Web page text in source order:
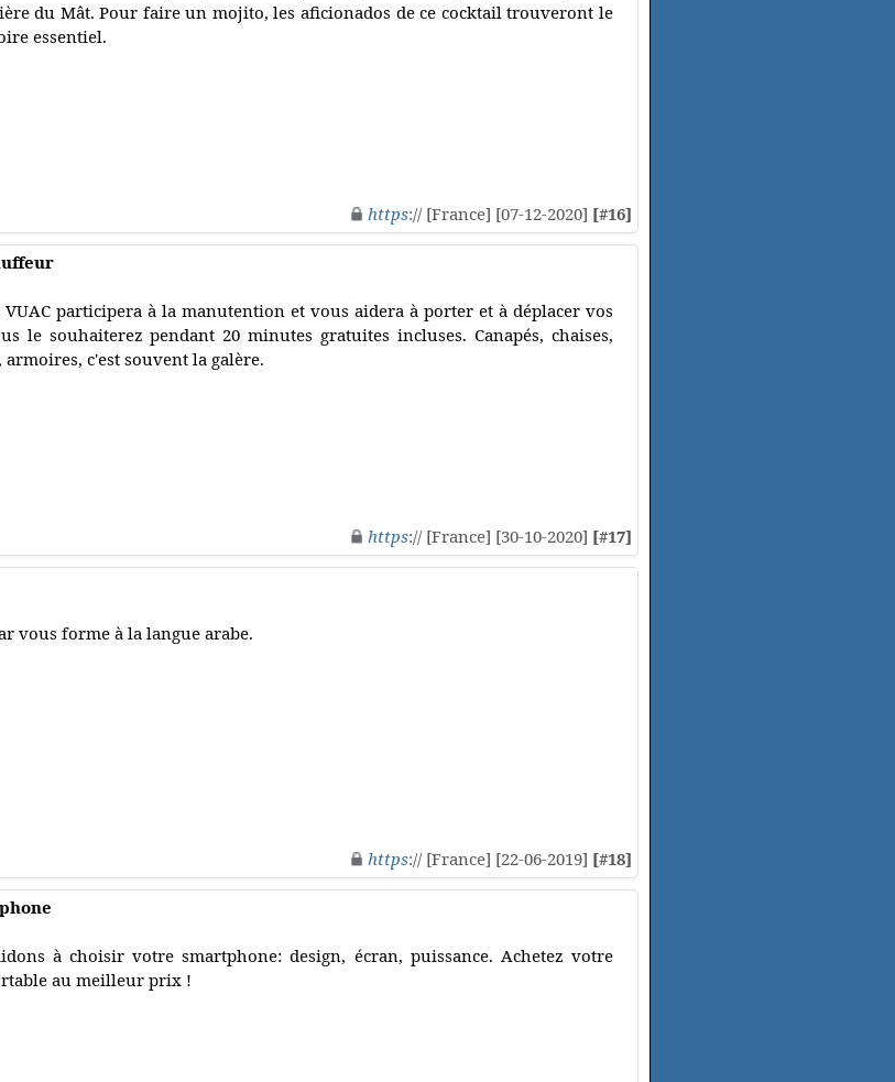
du Mât. Pour faire un mojito, les aficionados de ce cocktail trouveront le
essentiel.
https:// [France] [07-12-2020] [#16]
participera à la manutention et vous aidera à porter et à déplacer vos
le souhaiterez pendant 20 minutes gratuites incluses. Canapés, chaises,
c'est souvent la galère.
https:// [France] [30-10-2020] [#17]
vous forme à la langue arabe.
https:// [France] [22-06-2019] [#18]
à choisir votre smartphone: design, écran, puissance. Achetez votre
au meilleur prix !